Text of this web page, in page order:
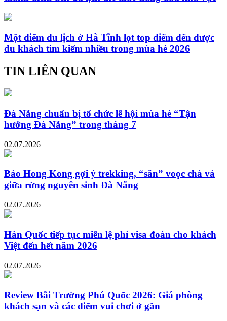
Một điểm du lịch ở Hà Tĩnh lọt top điểm đến được
du khách tìm kiếm nhiều trong mùa hè 2026
TIN LIÊN QUAN
Đà Nẵng chuẩn bị tổ chức lễ hội mùa hè “Tận
hưởng Đà Nẵng” trong tháng 7
02.07.2026
Báo Hong Kong gợi ý trekking, “săn” voọc chà vá
giữa rừng nguyên sinh Đà Nẵng
02.07.2026
Hàn Quốc tiếp tục miễn lệ phí visa đoàn cho khách
Việt đến hết năm 2026
02.07.2026
Review Bãi Trường Phú Quốc 2026: Giá phòng
khách sạn và các điểm vui chơi ở gần